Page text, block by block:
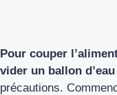
Pour couper
vider un ballon
précautions.